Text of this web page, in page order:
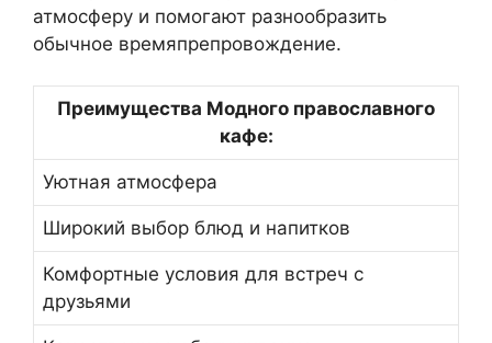
атмосферу и помогают разнообразить
обычное времяпрепровождение.
Преимущества Модного православного
кафе:
Уютная атмосфера
Широкий выбор блюд и напитков
Комфортные условия для встреч с
друзьями